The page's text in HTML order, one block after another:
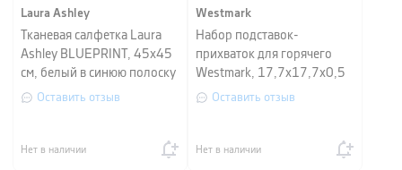
Laura Ashley
Тканевая салфетка Laura
Ashley BLUEPRINT, 45х45
см, белый в синюю полоску
Оставить отзыв
Нет в наличии
Westmark
Набор подставок-
прихваток для горячего
Westmark, 17,7х17,7х0,5
см, разноцветный, 2 шт
Оставить отзыв
Нет в наличии